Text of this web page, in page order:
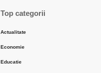
Top categorii
Actualitate
Economie
Educatie